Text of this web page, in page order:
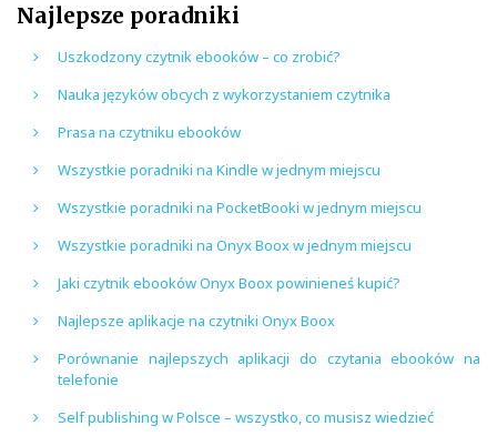
Najlepsze poradniki
Uszkodzony czytnik ebooków – co zrobić?
Nauka języków obcych z wykorzystaniem czytnika
Prasa na czytniku ebooków
Wszystkie poradniki na Kindle w jednym miejscu
Wszystkie poradniki na PocketBooki w jednym miejscu
Wszystkie poradniki na Onyx Boox w jednym miejscu
Jaki czytnik ebooków Onyx Boox powinieneś kupić?
Najlepsze aplikacje na czytniki Onyx Boox
Porównanie najlepszych aplikacji do czytania ebooków na
telefonie
Self publishing w Polsce – wszystko, co musisz wiedzieć